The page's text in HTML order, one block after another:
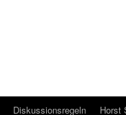
Diskussionsregeln Horst